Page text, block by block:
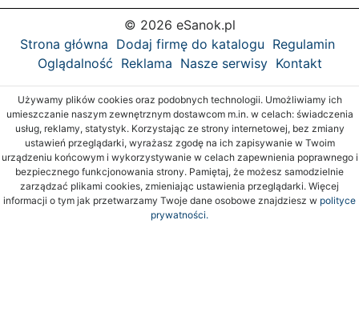
© 2026 eSanok.pl
Strona główna Dodaj firmę do katalogu Regulamin
Oglądalność Reklama Nasze serwisy Kontakt
Używamy plików cookies oraz podobnych technologii. Umożliwiamy ich
umieszczanie naszym zewnętrznym dostawcom m.in. w celach: świadczenia
usług, reklamy, statystyk. Korzystając ze strony internetowej, bez zmiany
ustawień przeglądarki, wyrażasz zgodę na ich zapisywanie w Twoim
urządzeniu końcowym i wykorzystywanie w celach zapewnienia poprawnego i
bezpiecznego funkcjonowania strony. Pamiętaj, że możesz samodzielnie
zarządzać plikami cookies, zmieniając ustawienia przeglądarki. Więcej
informacji o tym jak przetwarzamy Twoje dane osobowe znajdziesz w polityce
prywatności.